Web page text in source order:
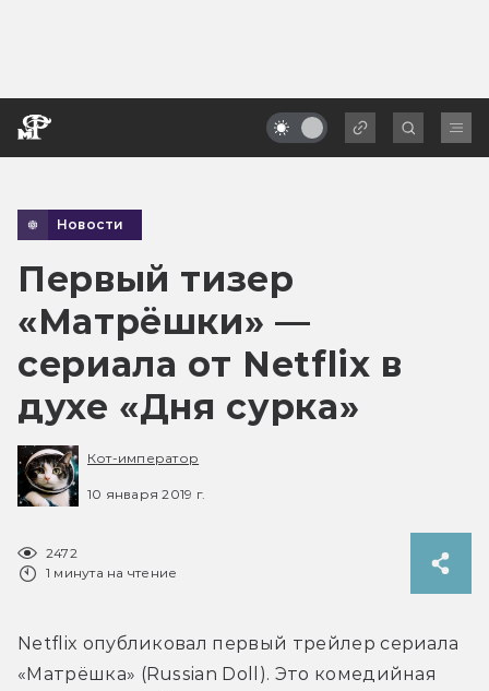
Новости
Первый тизер
«Матрёшки» —
сериала от Netflix в
духе «Дня сурка»
Кот-император
10 января 2019 г.
2472
1 минута на чтение
Netflix опубликовал первый трейлер сериала
«Матрёшка» (Russian Doll). Это комедийная